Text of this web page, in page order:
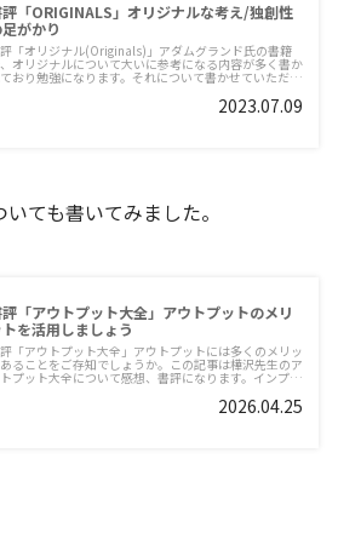
評「ORIGINALS」オリジナルな考え/独創性
がかり
「オリジナル(Originals)」アダムグランド氏の書籍
オリジナルについて大いに参考になる内容が多く書か
おり勉強になります。それについて書かせていただき
2023.07.09
ても書いてみました。
評「アウトプット大全」アウトプットのメリ
トを活用しましょう
「アウトプット大全」アウトプットには多くのメリッ
あることをご存知でしょうか。この記事は樺沢先生のア
プット大全について感想、書評になります。インプッ
2026.04.25